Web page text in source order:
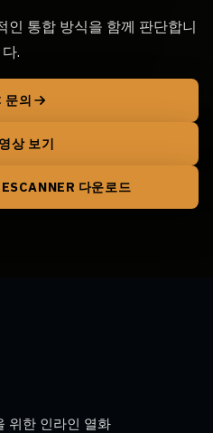
인 통합 방식을 함께 판단합니
다.
문의
상 보기
다운로드
위한 인라인 열화